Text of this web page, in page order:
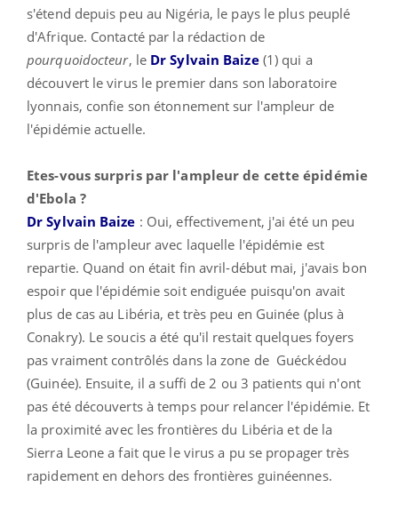
s'étend depuis peu au Nigéria, le pays le plus peuplé
d'Afrique. Contacté par la rédaction de
pourquoidocteur, le Dr Sylvain Baize (1) qui a
découvert le virus le premier dans son laboratoire
lyonnais, confie son étonnement sur l'ampleur de
l'épidémie actuelle.
Etes-vous surpris par l'ampleur de cette épidémie
d'Ebola ?
Dr Sylvain Baize : Oui, effectivement, j'ai été un peu
surpris de l'ampleur avec laquelle l'épidémie est
repartie. Quand on était fin avril-début mai, j'avais bon
espoir que l'épidémie soit endiguée puisqu'on avait
plus de cas au Libéria, et très peu en Guinée (plus à
Conakry). Le soucis a été qu'il restait quelques foyers
pas vraiment contrôlés dans la zone de Guéckédou
(Guinée). Ensuite, il a suffi de 2 ou 3 patients qui n'ont
pas été découverts à temps pour relancer l'épidémie. Et
la proximité avec les frontières du Libéria et de la
Sierra Leone a fait que le virus a pu se propager très
rapidement en dehors des frontières guinéennes.